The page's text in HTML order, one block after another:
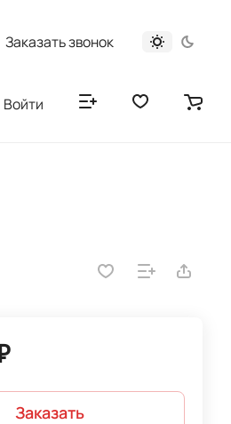
Заказать звонок
Войти
Заказать